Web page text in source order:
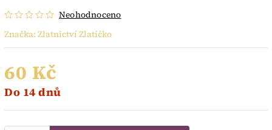
Neohodnoceno
Značka: Zlatnictví Zlatíčko
60 Kč
Do 14 dnů